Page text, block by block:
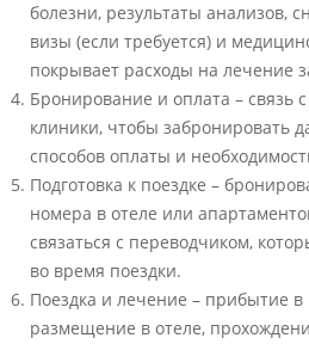
болезни, результаты анализов,
визы (если требуется) и
покрывает расходы на лечение
Бронирование и оплата – связь
клиники, чтобы забронировать
способов оплаты и
Подготовка к поездке –
номера в отеле или
связаться с переводчиком,
во время поездки.
Поездка и лечение – прибытие
размещение в отеле,